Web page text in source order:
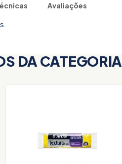
Avaliações
DA CATEGORIA